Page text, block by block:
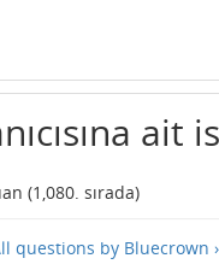
ait
(1,080. sırada)
questions by Bluecrown ›